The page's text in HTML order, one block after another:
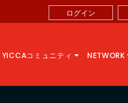
ログイン
YICCAコミュニティ NETWORK